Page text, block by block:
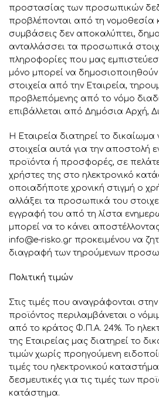
προστασίας των προσωπικών
προβλέπονται από τη νομοθεσία
συμβάσεις δεν αποκαλύπτει,
ανταλλάσσει τα προσωπικά
πληροφορίες που μας
μόνο μπορεί να
στοιχεία από την Εταιρεία,
προβλεπόμενης από το νόμο
επιβάλλεται από Δημόσια Αρχή,
Η Εταιρεία διατηρεί το
στοιχεία αυτά για την αποστολή
προϊόντα ή προσφορές, σε
χρήστες της στο ηλεκτρονικό
οποιαδήποτε χρονική στιγμή ο
αλλάξει τα προσωπικά του
εγγραφή του από τη λίστα
μπορεί να το κάνει
info@e-risko.gr προκειμένου να
διαγραφή των τηρούμενων
Πολιτική τιμών
Στις τιμές που αναγράφονται
προϊόντος περιλαμβάνεται ο
από το κράτος Φ.Π.Α. 24%. Το
της Εταιρείας μας διατηρεί το
τιμών χωρίς προηγούμενη
τιμές του ηλεκτρονικού
δεσμευτικές για τις τιμές των
κατάστημα.